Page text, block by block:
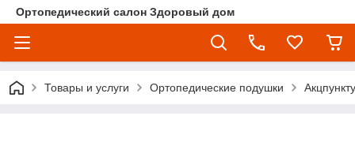
Ортопедический салон Здоровый дом
Товары и услуги Ортопедические подушки